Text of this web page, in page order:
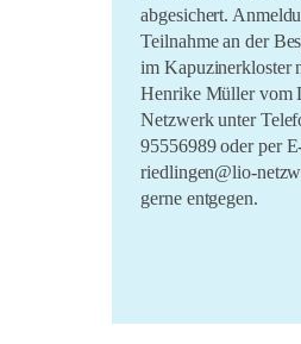
abgesichert.
Teilnahme an der
im Kapuzinerkloster
Henrike Müller vom
Netzwerk unter
95556989 oder per
riedlingen@lio-
gerne entgegen.